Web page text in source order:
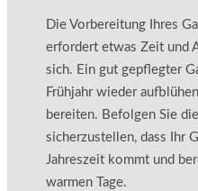
Die Vorbereitung Ihres
erfordert etwas Zeit und
sich. Ein gut gepflegter
Frühjahr wieder
bereiten. Befolgen Sie
sicherzustellen, dass Ihr
Jahreszeit kommt und
warmen Tage.